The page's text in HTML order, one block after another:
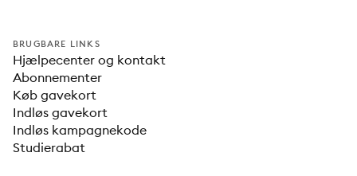
BRUGBARE LINKS
Hjælpecenter og kontakt
Abonnementer
Køb gavekort
Indløs gavekort
Indløs kampagnekode
Studierabat